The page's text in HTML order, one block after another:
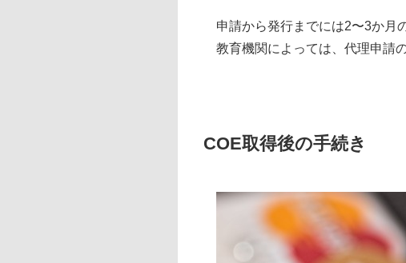
申請から発行までには2〜3か月
教育機関によっては、代理申請
COE取得後の手続き